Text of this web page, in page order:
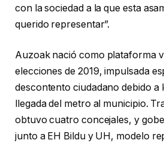
con la sociedad a la que esta
querido representar”.
Auzoak nació como plataforma
elecciones de 2019, impulsada
descontento ciudadano debido a
llegada del metro al municipio.
obtuvo cuatro concejales, y
junto a EH Bildu y UH, modelo